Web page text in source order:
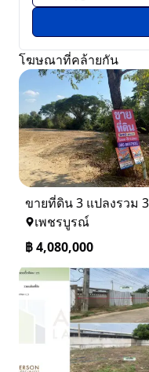
โฆษณาที่คล้ายกัน
เพชรบูรณ์
฿4,080,000